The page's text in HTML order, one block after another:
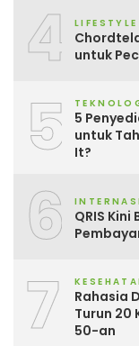
4 LIFESTYLE
untuk
5
5
untuk
It?
6
QRIS
7
Rahasia
Turun 20
50-an